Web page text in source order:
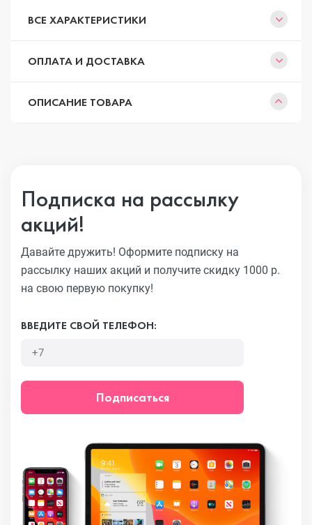
ВСЕ ХАРАКТЕРИСТИКИ
ОПЛАТА И ДОСТАВКА
ОПИСАНИЕ ТОВАРА
Подписка на рассылку
акций!
Давайте дружить! Оформите подписку на
рассылку наших акций и получите скидку 1000 р.
на свою первую покупку!
ВВЕДИТЕ СВОЙ ТЕЛЕФОН:
Подписаться